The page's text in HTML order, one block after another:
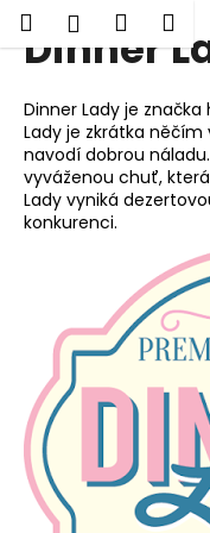
Přejít
HledatPřihlášení
košík
Dinner
Dinner Lady je
Lady je zkrátka
navodí dobrou
vyváženou chuť,
Lady vyniká
konkurenci.
o Zpět
Zpět
C
o
p
o
j
e
t
e